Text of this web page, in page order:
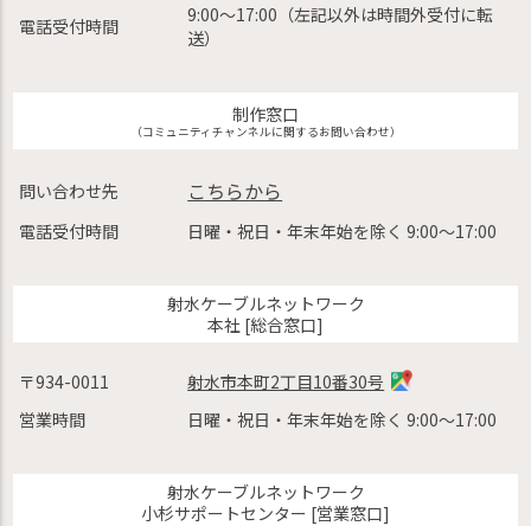
電話受付時間
9:00〜17:00（左記以外は時間外受付に転
送）
制作窓口
（コミュニティチャンネルに関するお問い合わせ）
問い合わせ先 こちらから
電話受付時間 日曜・祝日・年末年始を除く 9:00〜17:00
射水ケーブルネットワーク
本社 [総合窓口]
〒934-0011
射水市本町2丁目10番30号
営業時間
日曜・祝日・年末年始を除く 9:00〜17:00
射水ケーブルネットワーク
小杉サポートセンター [営業窓口]